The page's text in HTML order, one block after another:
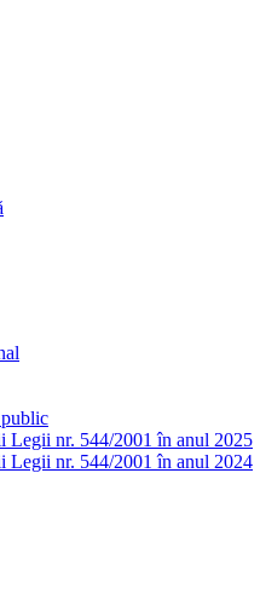
Legii nr. 544/2001 în anul 2025
Legii nr. 544/2001 în anul 2024